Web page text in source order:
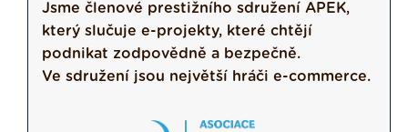
Jsme členové prestižního sdružení APEK,
který slučuje e-projekty, které chtějí
podnikat zodpovědně a bezpečně.
Ve sdružení jsou největší hráči e-commerce.